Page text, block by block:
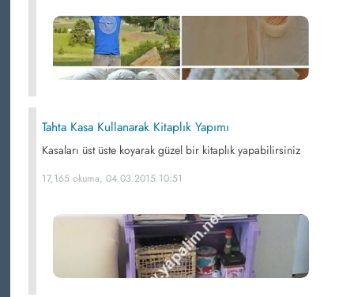
Tahta Kasa Kullanarak Kitaplık Yapımı
Kasaları üst üste koyarak güzel bir kitaplık yapabilirsiniz
17,165 okuma, 04.03.2015 10:51